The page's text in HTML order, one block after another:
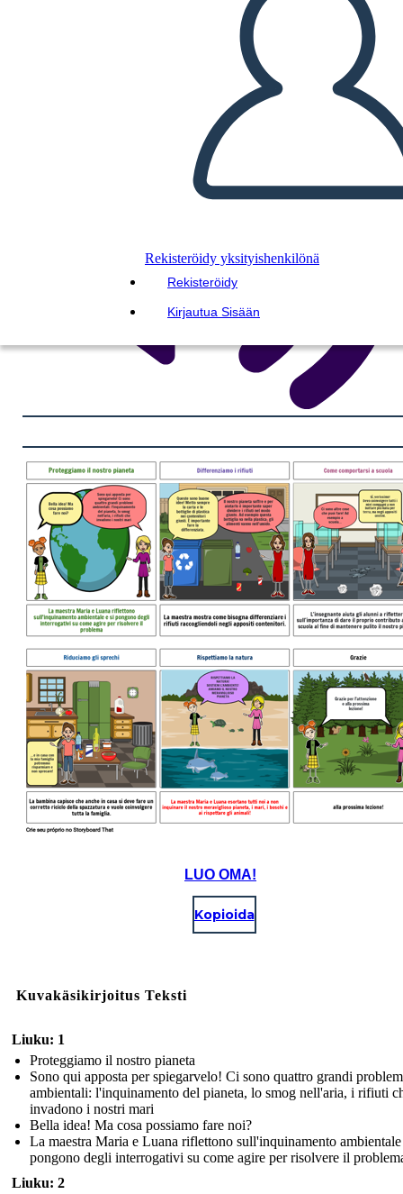
Rekisteröidy yksityishenkilönä
Rekisteröidy
Kirjautua Sisään
TOISTA DIAESITYS
LUE MINULLE
LUO OMA!
Kopioida
Kuvakäsikirjoitus Teksti
Liuku: 1
Proteggiamo il nostro pianeta
Sono qui apposta per spiegarvelo! Ci sono quattro grandi
ambientali: l'inquinamento del pianeta, lo smog nell'aria, i rifiuti
invadono i nostri mari
Bella idea! Ma cosa possiamo fare noi?
La maestra Maria e Luana riflettono sull'inquinamento ambientale
pongono degli interrogativi su come agire per risolvere il
Liuku: 2